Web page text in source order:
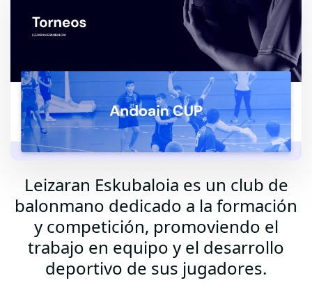
Leizaran Eskubaloia es un club de
balonmano dedicado a la formación
y competición, promoviendo el
trabajo en equipo y el desarrollo
deportivo de sus jugadores.